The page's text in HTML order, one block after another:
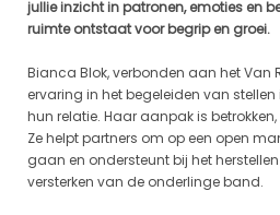
jullie inzicht in patronen, emoties en
ruimte ontstaat voor begrip en groei.
Bianca Blok, verbonden aan het Van
ervaring in het begeleiden van
hun relatie. Haar aanpak is
Ze helpt partners om op een open
gaan en ondersteunt bij het
versterken van de onderlinge band.